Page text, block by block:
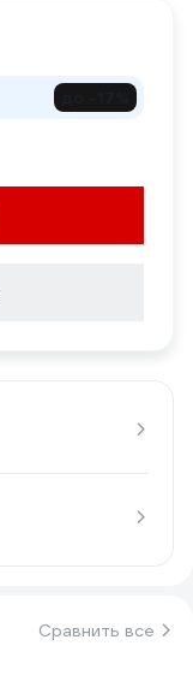
Сравнить все